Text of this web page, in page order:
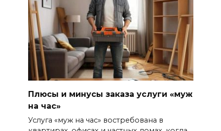
Плюсы и минусы заказа услуги «муж
на час»
Услуга «муж на час» востребована в